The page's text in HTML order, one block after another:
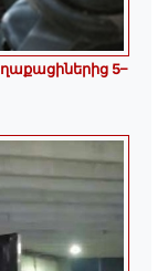
5–